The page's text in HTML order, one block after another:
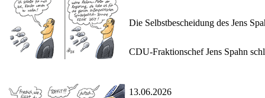
Die Selbstbescheidung des Jens
CDU-Fraktionschef Jens Spahn
13.06.2026